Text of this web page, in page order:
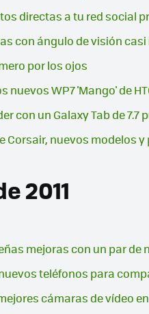
directas a tu red social
con ángulo de visión
por los ojos
nuevos WP7 'Mango' de
con un Galaxy Tab de 7.7
Corsair, nuevos modelos y
2011
mejoras con un par de
nuevos teléfonos para
cámaras de vídeo